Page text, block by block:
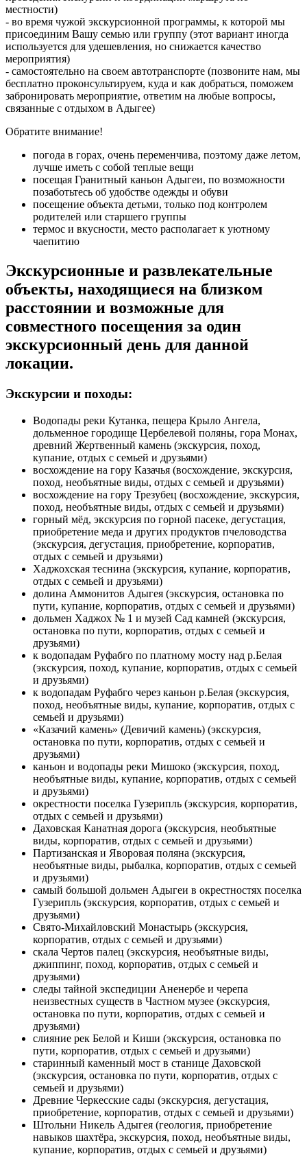
местности)
- во время чужой экскурсионной программы, к которой мы
присоединим Вашу семью или группу (этот вариант иногда
используется для удешевления, но снижается качество
мероприятия)
- самостоятельно на своем автотранспорте (позвоните нам, мы
бесплатно проконсультируем, куда и как добраться, поможем
забронировать мероприятие, ответим на любые вопросы,
связанные с отдыхом в Адыгее)
Обратите внимание!
погода в горах, очень переменчива, поэтому даже летом,
лучше иметь с собой теплые вещи
посещая Гранитный каньон Адыгеи, по возможности
позаботьтесь об удобстве одежды и обуви
посещение объекта детьми, только под контролем
родителей или старшего группы
термос и вкусности, место располагает к уютному
чаепитию
Экскурсионные и развлекательные
объекты, находящиеся на близком
расстоянии и возможные для
совместного посещения за один
экскурсионный день для данной
локации.
Экскурсии и походы:
Водопады реки Кутанка, пещера Крыло Ангела,
дольменное городище Цербелевой поляны, гора Монах,
древний Жертвенный камень (экскурсия, поход,
купание, отдых с семьей и друзьями)
восхождение на гору Казачья (восхождение, экскурсия,
поход, необъятные виды, отдых с семьей и друзьями)
восхождение на гору Трезубец (восхождение, экскурсия,
поход, необъятные виды, отдых с семьей и друзьями)
горный мёд, экскурсия по горной пасеке, дегустация,
приобретение меда и других продуктов пчеловодства
(экскурсия, дегустация, приобретение, корпоратив,
отдых с семьей и друзьями)
Хаджохская теснина (экскурсия, купание, корпоратив,
отдых с семьей и друзьями)
долина Аммонитов Адыгея (экскурсия, остановка по
пути, купание, корпоратив, отдых с семьей и друзьями)
дольмен Хаджох № 1 и музей Сад камней (экскурсия,
остановка по пути, корпоратив, отдых с семьей и
друзьями)
к водопадам Руфабго по платному мосту над р.Белая
(экскурсия, поход, купание, корпоратив, отдых с семьей
и друзьями)
к водопадам Руфабго через каньон р.Белая (экскурсия,
поход, необъятные виды, купание, корпоратив, отдых с
семьей и друзьями)
«Казачий камень» (Девичий камень) (экскурсия,
остановка по пути, корпоратив, отдых с семьей и
друзьями)
каньон и водопады реки Мишоко (экскурсия, поход,
необъятные виды, купание, корпоратив, отдых с семьей
и друзьями)
окрестности поселка Гузерипль (экскурсия, корпоратив,
отдых с семьей и друзьями)
Даховская Канатная дорога (экскурсия, необъятные
виды, корпоратив, отдых с семьей и друзьями)
Партизанская и Яворовая поляна (экскурсия,
необъятные виды, рыбалка, корпоратив, отдых с семьей
и друзьями)
самый большой дольмен Адыгеи в окрестностях поселка
Гузерипль (экскурсия, корпоратив, отдых с семьей и
друзьями)
Свято-Михайловский Монастырь (экскурсия,
корпоратив, отдых с семьей и друзьями)
скала Чертов палец (экскурсия, необъятные виды,
джиппинг, поход, корпоратив, отдых с семьей и
друзьями)
следы тайной экспедиции Аненербе и черепа
неизвестных существ в Частном музее (экскурсия,
остановка по пути, корпоратив, отдых с семьей и
друзьями)
слияние рек Белой и Киши (экскурсия, остановка по
пути, корпоратив, отдых с семьей и друзьями)
старинный каменный мост в станице Даховской
(экскурсия, остановка по пути, корпоратив, отдых с
семьей и друзьями)
Древние Черкесские сады (экскурсия, дегустация,
приобретение, корпоратив, отдых с семьей и друзьями)
Штольни Никель Адыгея (геология, приобретение
навыков шахтёра, экскурсия, поход, необъятные виды,
купание, корпоратив, отдых с семьей и друзьями)